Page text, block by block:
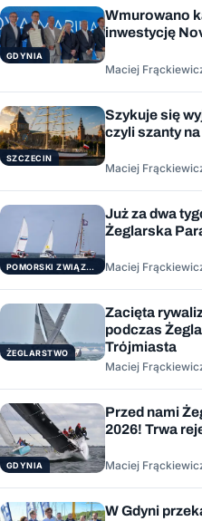
GDYNIA
Wmurowano
inwestycję
Maciej
SZCZECIN
Szykuje się
czyli szanty na
Maciej
POMORSKI ZWIĄZEK ŻEGLARSKI
Już za dwa
Żeglarska
Maciej
ŻEGLARSTWO
Zacięta
podczas
Trójmiasta
Maciej
GDYNIA
Przed nami
2026! Trwa
Maciej
W Gdyni